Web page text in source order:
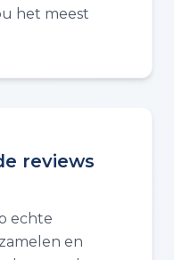
het meest
reviews
echte
en